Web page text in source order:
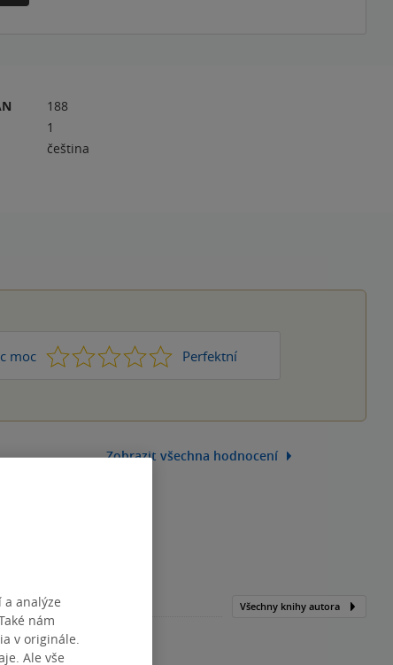
188
1
čeština
moc 1 2 3 4 Perfektní
5
Zobrazit všechna hodnocení
Všechny knihy autora
analýze
nám
v originále.
Ale vše